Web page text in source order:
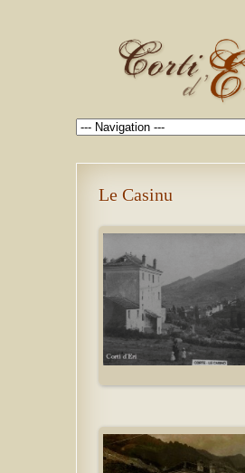
Le Casinu